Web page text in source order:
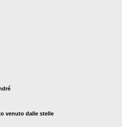
venuto dalle stelle